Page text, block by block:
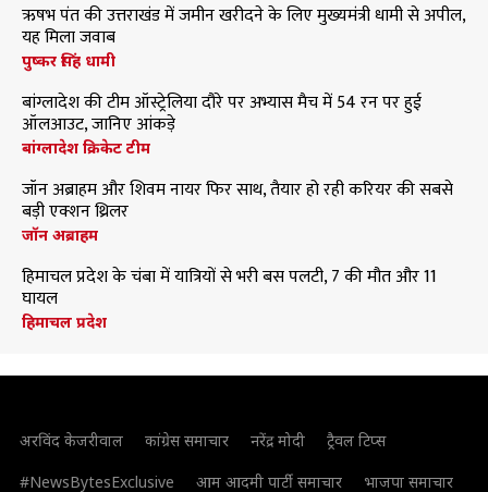
ऋषभ पंत की उत्तराखंड में जमीन खरीदने के लिए मुख्यमंत्री धामी से अपील,
यह मिला जवाब
पुष्कर सिंह धामी
बांग्लादेश की टीम ऑस्ट्रेलिया दौरे पर अभ्यास मैच में 54 रन पर हुई
ऑलआउट, जानिए आंकड़े
बांग्लादेश क्रिकेट टीम
जॉन अब्राहम और शिवम नायर फिर साथ, तैयार हो रही करियर की सबसे
बड़ी एक्शन थ्रिलर
जॉन अब्राहम
हिमाचल प्रदेश के चंबा में यात्रियों से भरी बस पलटी, 7 की मौत और 11
घायल
हिमाचल प्रदेश
अरविंद केजरीवाल कांग्रेस समाचार नरेंद्र मोदी
ट्रैवल टिप्स
#NewsBytesExclusive
आम आदमी पार्टी समाचार भाजपा समाचार